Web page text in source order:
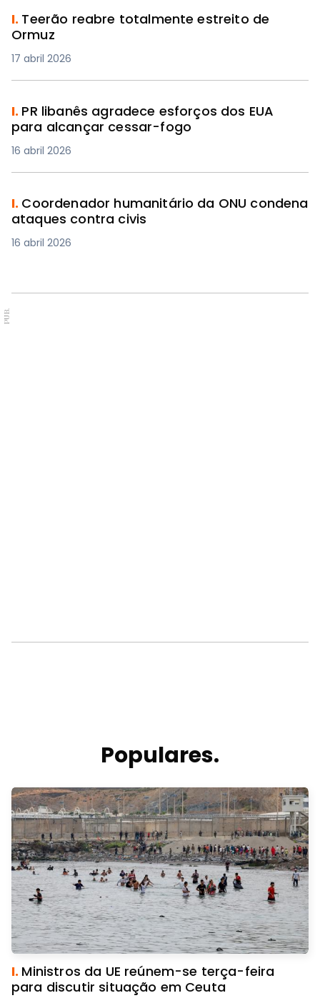
I. Teerão reabre totalmente estreito de
Ormuz
17 abril 2026
I. PR libanês agradece esforços dos EUA
para alcançar cessar-fogo
16 abril 2026
I. Coordenador humanitário da ONU condena
ataques contra civis
16 abril 2026
PUB.
Populares.
I. Ministros da UE reúnem-se terça-feira
para discutir situação em Ceuta